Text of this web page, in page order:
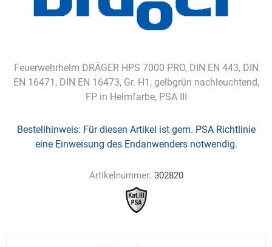
Feuerwehrhelm DRÄGER HPS 7000 PRO, DIN EN 443, DIN
EN 16471, DIN EN 16473, Gr. H1, gelbgrün nachleuchtend,
FP in Helmfarbe, PSA III
Bestellhinweis: Für diesen Artikel ist gem. PSA Richtlinie
eine Einweisung des Endanwenders notwendig.
Artikelnummer: 302820